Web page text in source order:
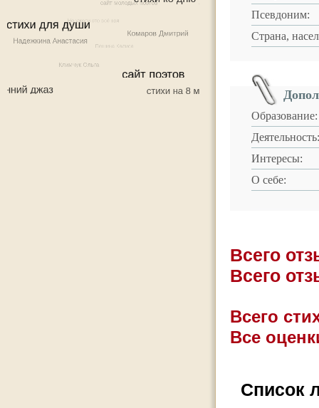
Псевдоним:
Страна,
Образование:
Деятельность:
Интересы:
О себе:
Всего
Всего
Всего
Все
Список